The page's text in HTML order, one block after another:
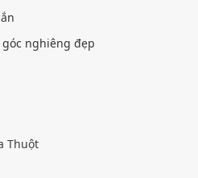
nghiêng đẹp
Thuột